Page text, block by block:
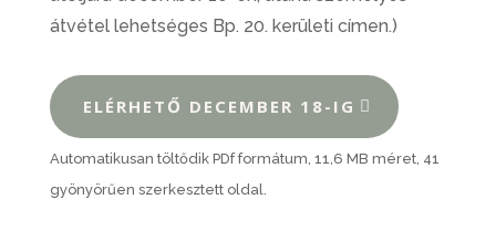
átvétel lehetséges Bp. 20. kerületi címen.)
ELÉRHETŐ DECEMBER 18-IG
Automatikusan töltődik PDf formátum, 11,6 MB méret, 41
gyönyörűen szerkesztett oldal.